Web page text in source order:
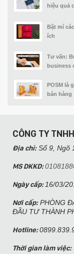
hiệu quả
Bật mí
ích
Tư vấn:
business
POSM là
bán hàng
CÔNG TY
Địa chỉ:Số 9, Ngõ
MS DKKD:
Ngày cấp: 16/03/
Nơi cấp:PHÒNG
ĐẦU TƯ THÀNH
Hotline:
Thời gian làm việc: